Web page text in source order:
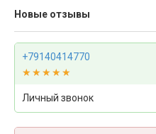
Новые отзывы
+79140414770
★★★★★
★★★★★
Личный звонок